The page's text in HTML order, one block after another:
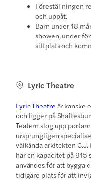
Föreställningen
och uppåt.
Barn under 18
showen, under
sittplats och
Lyric Theatre
Lyric Theatre är kanske
och ligger på
Teatern slog upp
ursprungligen
välkända arkitekten
har en kapacitet på 915
användes för att bygga
tidigare plats för att